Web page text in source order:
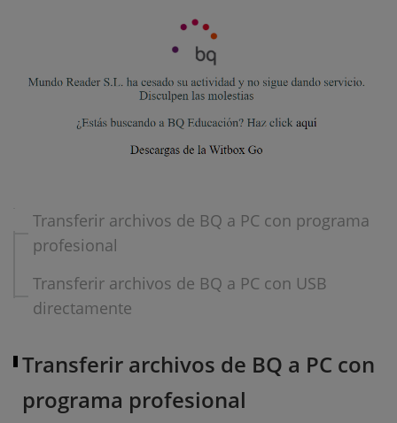
Transferir archivos de BQ a PC con programa
profesional
Transferir archivos de BQ a PC con USB
directamente
Transferir archivos de BQ a PC con
programa profesional